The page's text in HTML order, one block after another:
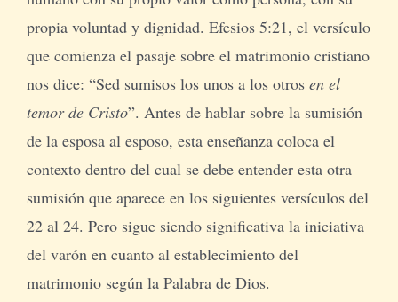
propia voluntad y dignidad. Efesios 5:21, el versículo
que comienza el pasaje sobre el matrimonio cristiano
nos dice: “Sed sumisos los unos a los otros en el
temor de Cristo”. Antes de hablar sobre la sumisión
de la esposa al esposo, esta enseñanza coloca el
contexto dentro del cual se debe entender esta otra
sumisión que aparece en los siguientes versículos del
22 al 24. Pero sigue siendo significativa la iniciativa
del varón en cuanto al establecimiento del
matrimonio según la Palabra de Dios.